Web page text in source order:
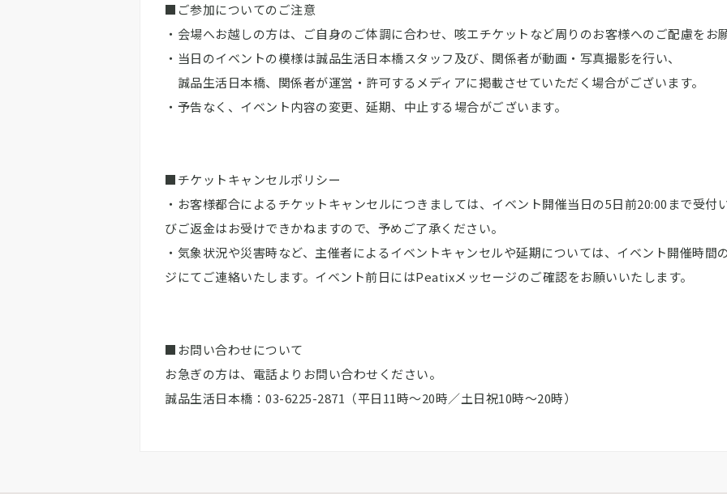
■ご参加についてのご注意
・会場へお越しの方は、ご自身のご体調に合わせ、咳エチケットなど周りのお客様へのご配慮をお
・当日のイベントの模様は誠品生活日本橋スタッフ及び、関係者が動画・写真撮影を行い、
誠品生活日本橋、関係者が運営・許可するメディアに掲載させていただく場合がございます。
・予告なく、イベント内容の変更、延期、中止する場合がございます。
■チケットキャンセルポリシー
・お客様都合によるチケットキャンセルにつきましては、イベント開催当日の5日前20:00まで受付
びご返金はお受けできかねますので、予めご了承ください。
・気象状況や災害時など、主催者によるイベントキャンセルや延期については、イベント開催時
ジにてご連絡いたします。イベント前日にはPeatixメッセージのご確認をお願いいたします。
■お問い合わせについて
お急ぎの方は、電話よりお問い合わせください。
誠品生活日本橋：03-6225-2871（平日11時～20時／土日祝10時～20時）